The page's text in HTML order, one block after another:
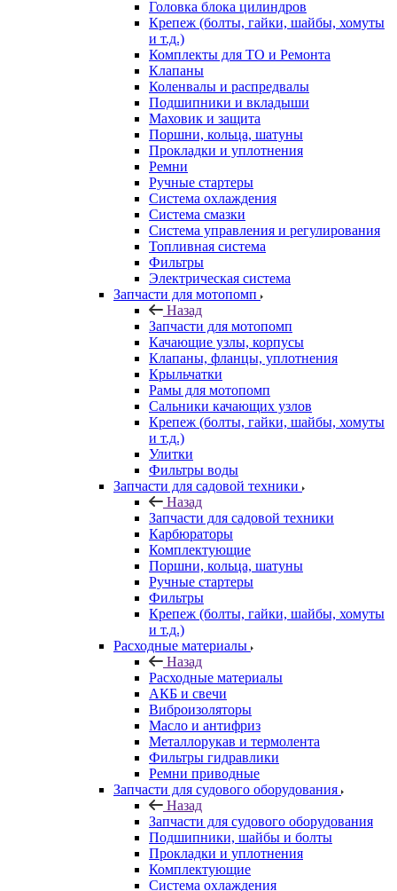
Головка блока цилиндров
Крепеж (болты, гайки, шайбы, хомуты
и т.д.)
Комплекты для ТО и Ремонта
Клапаны
Коленвалы и распредвалы
Подшипники и вкладыши
Маховик и защита
Поршни, кольца, шатуны
Прокладки и уплотнения
Ремни
Ручные стартеры
Система охлаждения
Система смазки
Система управления и регулирования
Топливная система
Фильтры
Электрическая система
Запчасти для мотопомп
Назад
Запчасти для мотопомп
Качающие узлы, корпусы
Клапаны, фланцы, уплотнения
Крыльчатки
Рамы для мотопомп
Сальники качающих узлов
Крепеж (болты, гайки, шайбы, хомуты
и т.д.)
Улитки
Фильтры воды
Запчасти для садовой техники
Назад
Запчасти для садовой техники
Карбюраторы
Комплектующие
Поршни, кольца, шатуны
Ручные стартеры
Фильтры
Крепеж (болты, гайки, шайбы, хомуты
и т.д.)
Расходные материалы
Назад
Расходные материалы
АКБ и свечи
Виброизоляторы
Масло и антифриз
Металлорукав и термолента
Фильтры гидравлики
Ремни приводные
Запчасти для судового оборудования
Назад
Запчасти для судового оборудования
Подшипники, шайбы и болты
Прокладки и уплотнения
Комплектующие
Система охлаждения